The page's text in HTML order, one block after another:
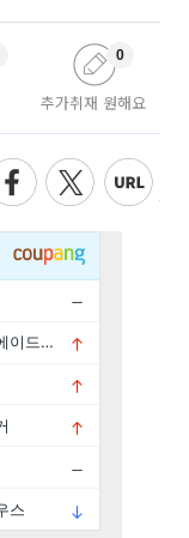
추가취재 원해요
0